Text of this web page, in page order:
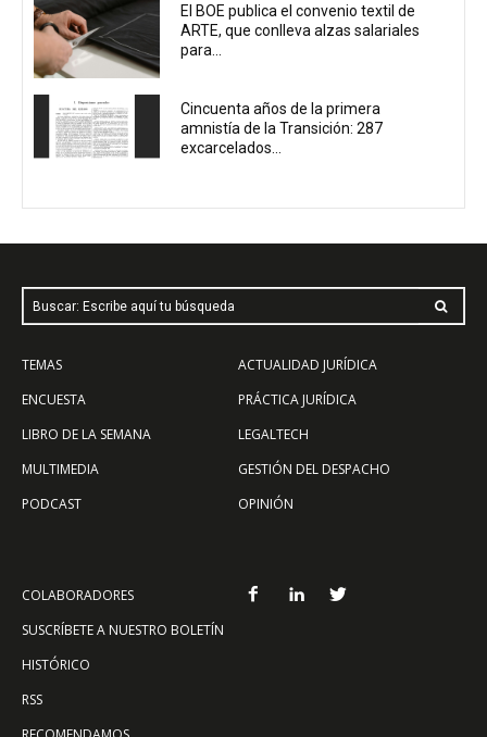
El BOE publica el convenio textil de
ARTE, que conlleva alzas salariales
para...
Cincuenta años de la primera
amnistía de la Transición: 287
excarcelados...
Buscar: Escribe aquí tu búsqueda
TEMAS
ENCUESTA
LIBRO DE LA SEMANA
MULTIMEDIA
PODCAST
ACTUALIDAD JURÍDICA
PRÁCTICA JURÍDICA
LEGALTECH
GESTIÓN DEL DESPACHO
OPINIÓN
COLABORADORES
SUSCRÍBETE A NUESTRO BOLETÍN
HISTÓRICO
RSS